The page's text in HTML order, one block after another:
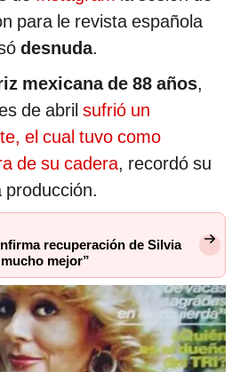
para le revista española
desnuda.
mexicana de 88 años,
de abril sufrió un
el cual tuvo como
de su cadera, recordó su
producción.
recuperación de Silvia
mejor”